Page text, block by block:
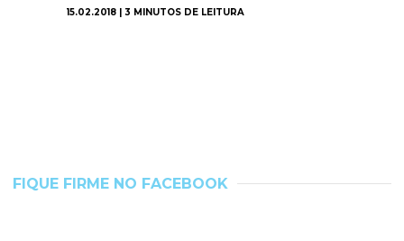
15.02.2018 | 3 MINUTOS DE LEITURA
FIQUE FIRME NO FACEBOOK